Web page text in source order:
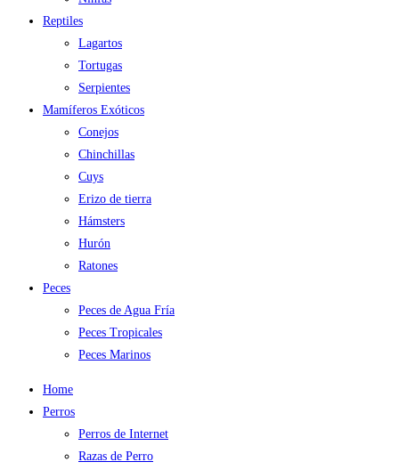
Reptiles
Lagartos
Tortugas
Serpientes
Mamíferos Exóticos
Conejos
Chinchillas
Cuys
Erizo de tierra
Hámsters
Hurón
Ratones
Peces
Peces de Agua Fría
Peces Tropicales
Peces Marinos
Home
Perros
Perros de Internet
Razas de Perro